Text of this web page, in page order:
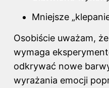
Mniejsze
Osobiście uważam,
wymaga
odkrywać nowe
wyrażania emocji